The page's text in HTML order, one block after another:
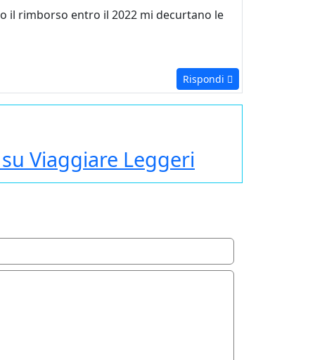
il rimborso entro il 2022 mi decurtano le
Rispondi
Viaggiare Leggeri